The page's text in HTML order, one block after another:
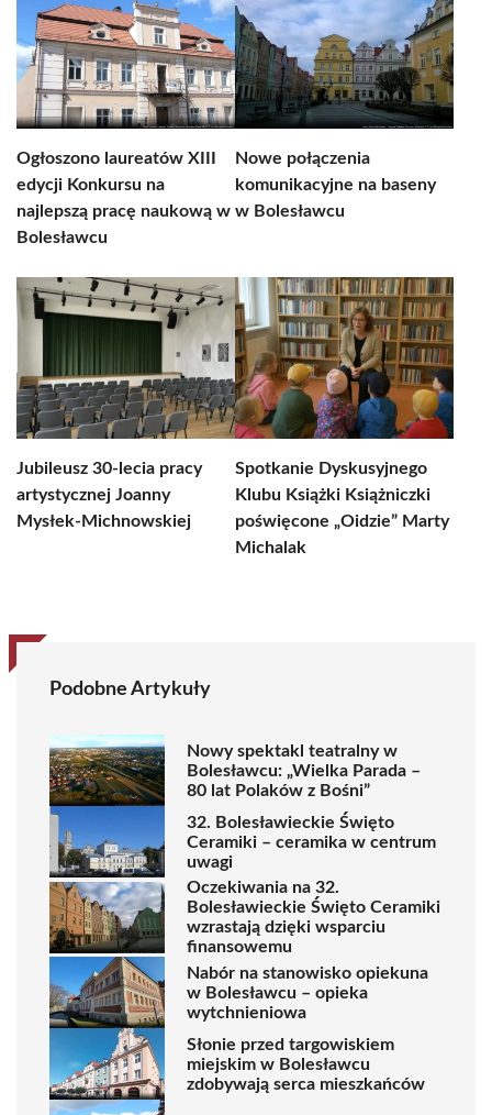
Ogłoszono laureatów XIII
edycji Konkursu na
najlepszą pracę naukową w
Bolesławcu
Nowe połączenia
komunikacyjne na baseny
w Bolesławcu
Jubileusz 30-lecia pracy
artystycznej Joanny
Mysłek-Michnowskiej
Spotkanie Dyskusyjnego
Klubu Książki Książniczki
poświęcone „Oidzie” Marty
Michalak
Podobne Artykuły
Nowy spektakl teatralny w
Bolesławcu: „Wielka Parada –
80 lat Polaków z Bośni”
32. Bolesławieckie Święto
Ceramiki – ceramika w centrum
uwagi
Oczekiwania na 32.
Bolesławieckie Święto Ceramiki
wzrastają dzięki wsparciu
finansowemu
Nabór na stanowisko opiekuna
w Bolesławcu – opieka
wytchnieniowa
Słonie przed targowiskiem
miejskim w Bolesławcu
zdobywają serca mieszkańców